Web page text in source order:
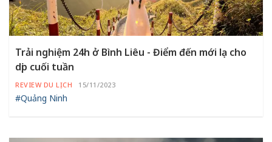
Trải nghiệm 24h ở Bình Liêu - Điểm đến mới lạ cho
dịp cuối tuần
REVIEW DU LỊCH 15/11/2023
#Quảng Ninh